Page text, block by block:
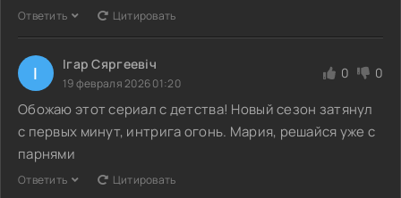
Ответить Цитировать
І Ігар Сяргеевіч
19 февраля 2026 01:20
0 0
Обожаю этот сериал с детства! Новый сезон затянул
с первых минут, интрига огонь. Мария, решайся уже с
парнями
Ответить Цитировать